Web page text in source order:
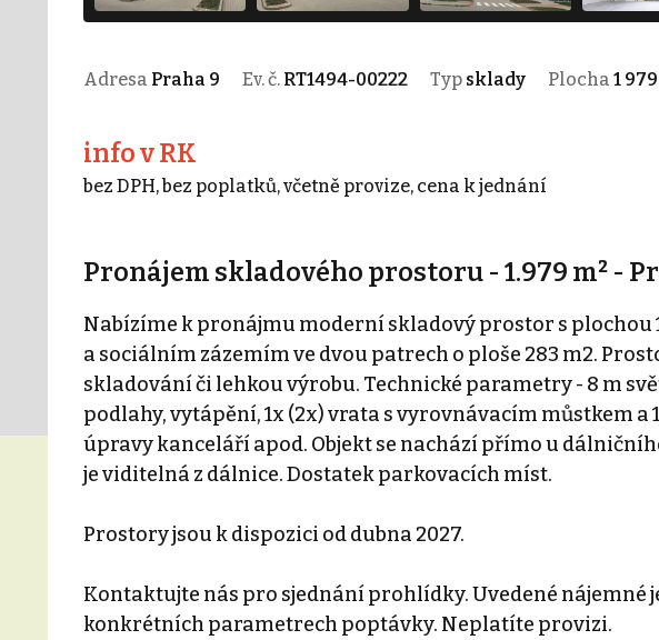
Adresa Praha 9 Ev. č. RT1494-00222 Typ sklady Plocha 1
info v RK
bez DPH, bez poplatků, včetně provize, cena k jednání
Pronájem skladového prostoru - 1.979 m² -
Nabízíme k pronájmu moderní skladový prostor s plochou
a sociálním zázemím ve dvou patrech o ploše 283 m2.
skladování či lehkou výrobu. Technické parametry - 8 m
podlahy, vytápění, 1x (2x) vrata s vyrovnávacím můstkem a
úpravy kanceláří apod. Objekt se nachází přímo u
je viditelná z dálnice. Dostatek parkovacích míst.
Prostory jsou k dispozici od dubna 2027.
Kontaktujte nás pro sjednání prohlídky. Uvedené nájemné
konkrétních parametrech poptávky. Neplatíte provizi.